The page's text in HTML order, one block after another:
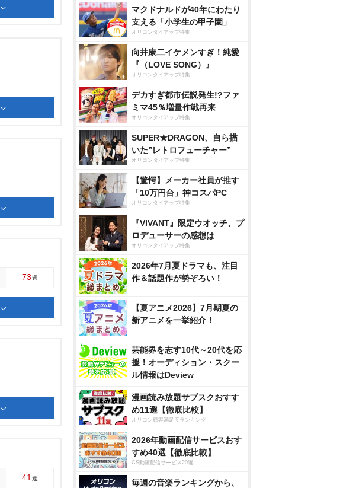
73週
41 週
マクドナルドが40年にわたり
支える「小学生の甲子園」
オリコンタイアップ特集
向井康二イケメンすぎ！純愛
『（LOVE SONG）』
オリコンタイアップ特集
デカすぎ都市伝説発生!?ファ
ミマ45％増量作戦再来
オリコンタイアップ特集
SUPER★DRAGON、自ら描
いた”レトロフューチャー”
オリコンタイアップ特集
【驚愕】メーカー社員が推す
「10万円台」神コスパPC
オリコンタイアップ特集
『VIVANT』限定ウオッチ、プ
ロデューサーの感想は
オリコンタイアップ特集
2026年7月夏ドラマも、注目
作＆話題作が勢ぞろい！
【夏アニメ2026】7月期夏の
新アニメを一挙紹介！
芸能界を志す10代～20代を応
援！オーディション・スクー
ル情報はDeview
漫画読み放題サブスクおすす
め11選【徹底比較】
オリコン顧客満足度ランキング
2026年動画配信サービスおす
すめ40選【徹底比較】
CS動画配信サービス20選
毎週の音楽ランキングから、